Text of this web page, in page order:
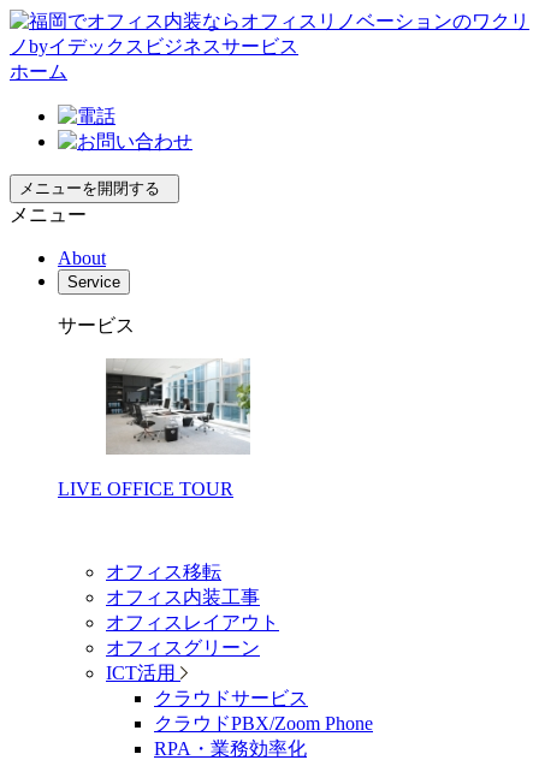
ホーム
メニューを開閉する
メニュー
About
Service
サービス
LIVE OFFICE TOUR
オフィス移転
オフィス内装工事
オフィスレイアウト
オフィスグリーン
ICT活用
クラウドサービス
クラウドPBX/Zoom Phone
RPA・業務効率化